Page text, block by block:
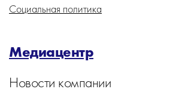
Социальная политика
Медиацентр
Новости компании